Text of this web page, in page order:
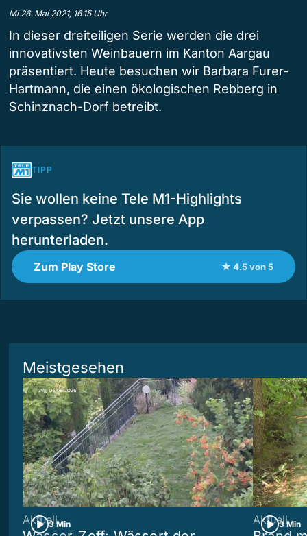
Mi 26. Mai 2021, 16.15 Uhr
In dieser dreiteiligen Serie werden die drei
innovativsten Weinbauern im Kanton Aargau
präsentiert. Heute besuchen wir Barbara Furer-
Hartmann, die einen ökologischen Rebberg in
Schinznach-Dorf betreibt.
TIPP
Sie wollen keine Tele M1-Highlights
verpassen? Jetzt unsere App
herunterladen.
Zum Play Store ★ 4.5 von 5
Meistgesehen
3 Min
Aktuell 3 Min
Aktuell